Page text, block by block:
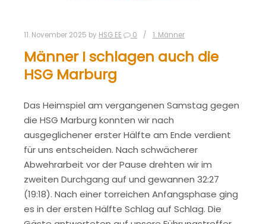
11. November 2025 by HSG EE 0 1. Männer
Männer I schlagen auch die
HSG Marburg
Das Heimspiel am vergangenen Samstag gegen
die HSG Marburg konnten wir nach
ausgeglichener erster Hälfte am Ende verdient
für uns entscheiden. Nach schwächerer
Abwehrarbeit vor der Pause drehten wir im
zweiten Durchgang auf und gewannen 32:27
(19:18). Nach einer torreichen Anfangsphase ging
es in der ersten Hälfte Schlag auf Schlag. Die